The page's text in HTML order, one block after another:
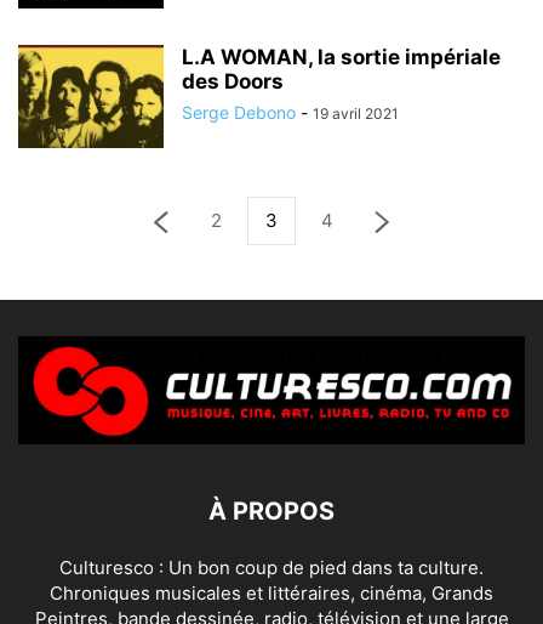
L.A WOMAN, la sortie impériale
des Doors
Serge Debono - 19 avril 2021
2 3 4
À PROPOS
Culturesco : Un bon coup de pied dans ta culture.
Chroniques musicales et littéraires, cinéma, Grands
Peintres, bande dessinée, radio, télévision et une large